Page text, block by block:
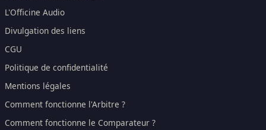
L'Officine Audio
Divulgation des liens
CGU
Politique de confidentialité
Mentions légales
Comment fonctionne l'Arbitre ?
Comment fonctionne le Comparateur ?